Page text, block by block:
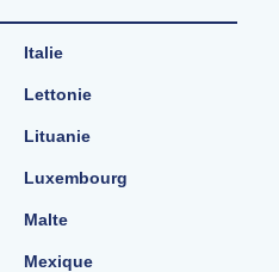
Italie
Lettonie
Lituanie
Luxembourg
Malte
Mexique